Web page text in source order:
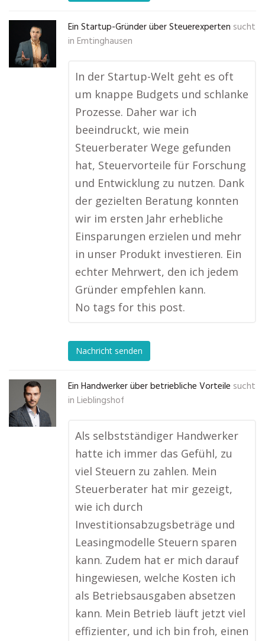
Ein Startup-Gründer über Steuerexperten sucht
in Emtinghausen
In der Startup-Welt geht es oft
um knappe Budgets und schlanke
Prozesse. Daher war ich
beeindruckt, wie mein
Steuerberater Wege gefunden
hat, Steuervorteile für Forschung
und Entwicklung zu nutzen. Dank
der gezielten Beratung konnten
wir im ersten Jahr erhebliche
Einsparungen erzielen und mehr
in unser Produkt investieren. Ein
echter Mehrwert, den ich jedem
Gründer empfehlen kann.
No tags for this post.
Nachricht senden
Ein Handwerker über betriebliche Vorteile sucht
in Lieblingshof
Als selbstständiger Handwerker
hatte ich immer das Gefühl, zu
viel Steuern zu zahlen. Mein
Steuerberater hat mir gezeigt,
wie ich durch
Investitionsabzugsbeträge und
Leasingmodelle Steuern sparen
kann. Zudem hat er mich darauf
hingewiesen, welche Kosten ich
als Betriebsausgaben absetzen
kann. Mein Betrieb läuft jetzt viel
effizienter, und ich bin froh, einen